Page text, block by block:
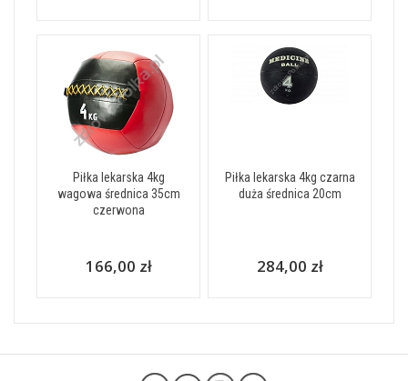
Piłka lekarska 4kg
wagowa średnica 35cm
czerwona
166,00 zł
Piłka lekarska 4kg czarna
duża średnica 20cm
284,00 zł